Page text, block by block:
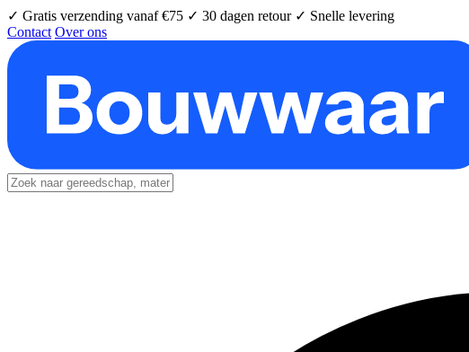
✓ Gratis verzending vanaf €75 ✓ 30 dagen retour ✓ Snelle levering
Contact Over ons